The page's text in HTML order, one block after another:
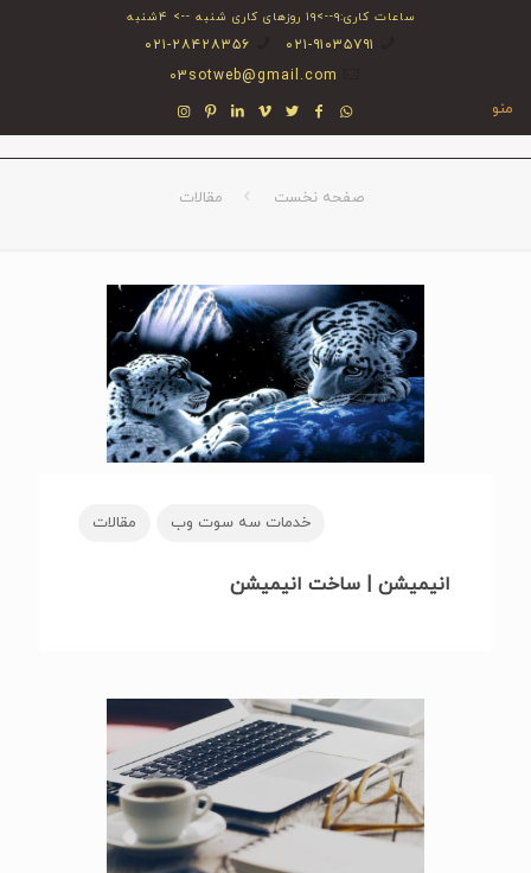
ساعات کاری:۹-->۱۹ روزهای کاری شنبه --> ۴شنبه
۰۲۱-۹۱۰۳۵۷۹۱
۰۲۱-۲۸۴۲۸۳۵۶
03sotweb@gmail.com
منو
صفحه نخست مقالات
خدمات سه سوت وب مقالات
انیمیشن | ساخت انیمیشن